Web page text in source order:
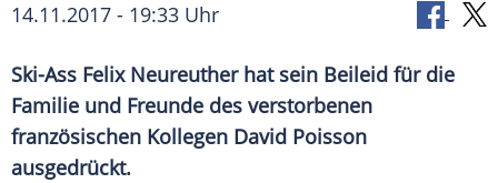
14.11.2017 - 19:33 Uhr
Ski-Ass Felix Neureutherhat sein Beileid für die
Familie und Freunde des verstorbenen
französischen Kollegen David Poisson
ausgedrückt.